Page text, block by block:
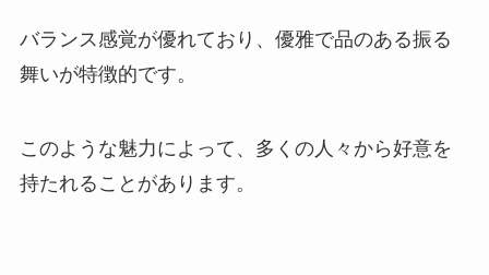
バランス感覚が優れており、優雅で品のある振る
舞いが特徴的です。
このような魅力によって、多くの人々から好意を
持たれることがあります。